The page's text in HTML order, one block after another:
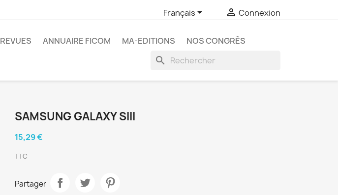
Français  Connexion
REVUES ANNUAIRE FICOM MA-EDITIONS NOS CONGRÈS
search
SAMSUNG GALAXY SIII
15,29 €
TTC
Partager